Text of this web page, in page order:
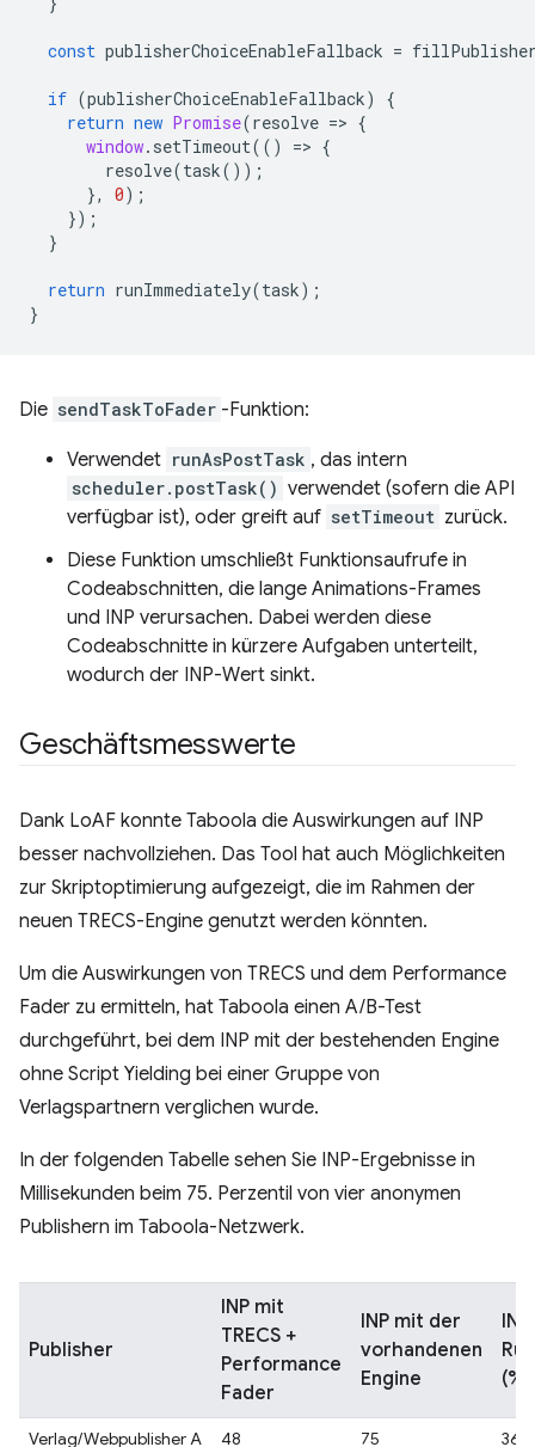
const publisherChoiceEnableFallback =
if (publisherChoiceEnableFallback)
{
return new Promise(resolve => {
window. setTimeout(() => {
resolve(task());
},
0);
});
}
return runImmediately(task);
}
Die sendTaskToFader -Funktion:
Verwendet runAsPostTask , das intern
scheduler.postTask() verwendet (sofern die API
verfügbar ist), oder greift auf setTimeout zurück.
Diese Funktion umschließt Funktionsaufrufe in
Codeabschnitten, die lange Animations-Frames
und INP verursachen. Dabei werden diese
Codeabschnitte in kürzere Aufgaben unterteilt,
wodurch der INP-Wert sinkt.
Geschäftsmesswerte
Dank LoAF konnte Taboola die Auswirkungen auf INP
besser nachvollziehen. Das Tool hat auch Möglichkeiten
zur Skriptoptimierung aufgezeigt, die im Rahmen der
neuen TRECS-Engine genutzt werden könnten.
Um die Auswirkungen von TRECS und dem Performance
Fader zu ermitteln, hat Taboola einen A/B-Test
durchgeführt, bei dem INP mit der bestehenden Engine
ohne Script Yielding bei einer Gruppe von
Verlagspartnern verglichen wurde.
In der folgenden Tabelle sehen Sie INP-Ergebnisse in
Millisekunden beim 75. Perzentil von vier anonymen
Publishern im Taboola-Netzwerk.
Publisher
INP mit
TRECS +
Performance
Fader
INP mit der
vorhandenen
Engine
(%)
Verlag/Webpublisher A 48 75 36